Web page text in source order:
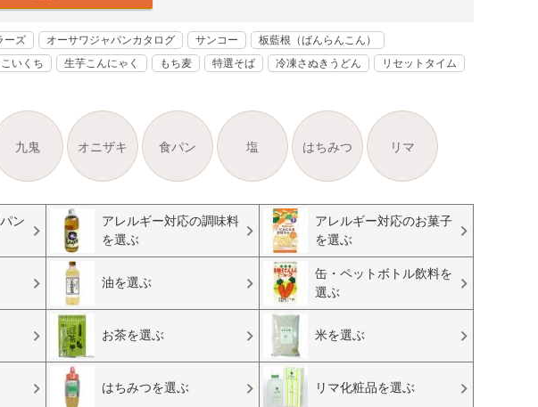
ーズ オーサワジャパンカタログ サンコー
板藍根（ばんらんこん）
いくち 生芋こんにゃく もち麦 特選そば 冷凍さぬきうどん
リセットタイム
九鬼 オニザキ 食パン 塩 はちみつ リマ
ン
アレルギー対応の調味料
を選ぶ
アレルギー対応のお菓子
を選ぶ
油を選ぶ
缶・ペットボトル飲料を
選ぶ
お茶を選ぶ 米を選ぶ
はちみつを選ぶ リマ化粧品を選ぶ